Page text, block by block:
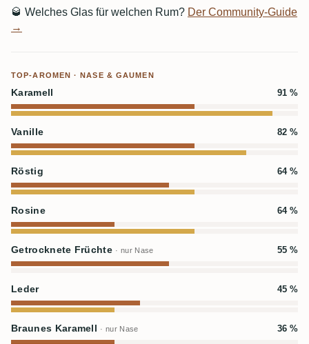
🥃 Welches Glas für welchen Rum? Der Community-Guide
→
TOP-AROMEN · NASE & GAUMEN
Karamell 91 %
Vanille 82 %
Röstig 64 %
Rosine 64 %
Getrocknete Früchte · nur Nase 55 %
Leder 45 %
Braunes Karamell · nur Nase 36 %